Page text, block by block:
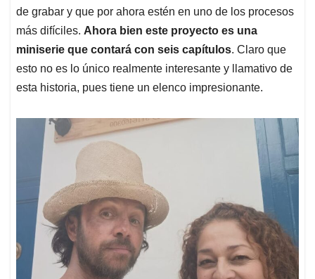
de grabar y que por ahora estén en uno de los procesos
más difíciles. Ahora bien este proyecto es una
miniserie que contará con seis capítulos. Claro que
esto no es lo único realmente interesante y llamativo de
esta historia, pues tiene un elenco impresionante.